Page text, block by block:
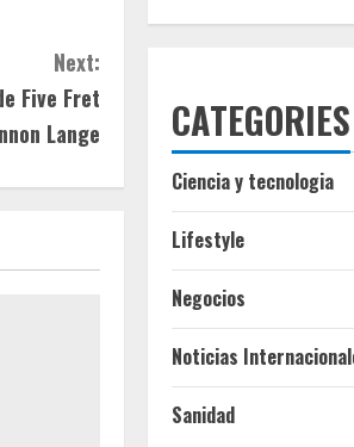
Next:
Five Fret
Lange
CATEGORIES
Ciencia y tecnologia
Lifestyle
Negocios
Noticias
Sanidad